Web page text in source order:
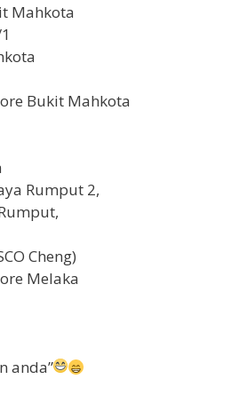
Mahkota
Bukit Mahkota
Rumput 2,
Cheng)
Melaka
anda”